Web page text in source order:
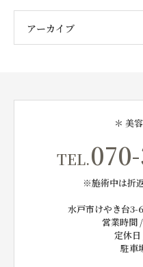
アーカイブ
＊ 美
TEL.
※施術中は折
水戸市けやき台3-
営業時間
定休
駐車